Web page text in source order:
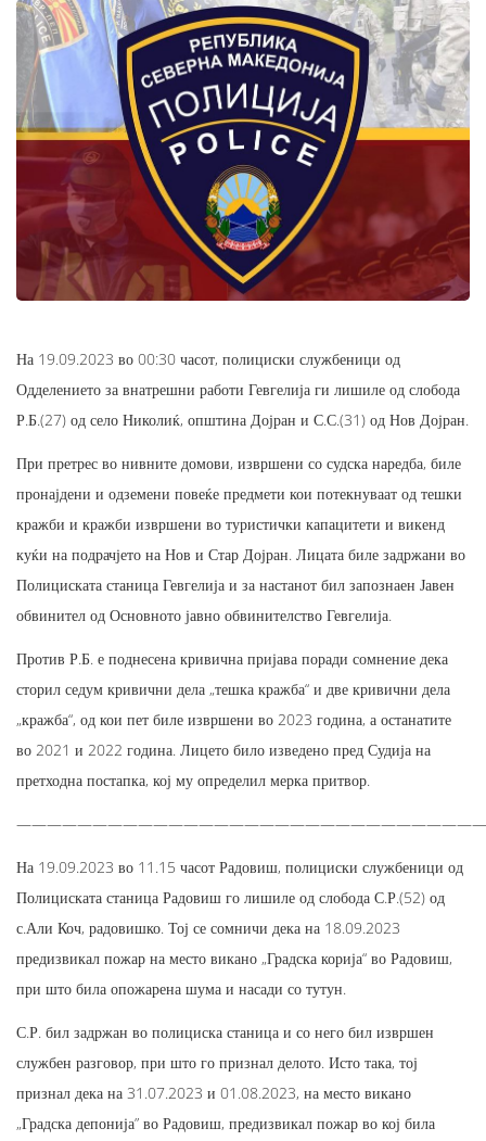
На 19.09.2023 во 00:30 часот, полициски службеници од
Одделението за внатрешни работи Гевгелија ги лишиле од слобода
Р.Б.(27) од село Николиќ, општина Дојран и С.С.(31) од Нов Дојран.
При претрес во нивните домови, извршени со судска наредба, биле
пронајдени и одземени повеќе предмети кои потекнуваат од тешки
кражби и кражби извршени во туристички капацитети и викенд
куќи на подрачјето на Нов и Стар Дојран. Лицата биле задржани во
Полициската станица Гевгелија и за настанот бил запознаен Јавен
обвинител од Основното јавно обвинителство Гевгелија.
Против Р.Б. е поднесена кривична пријава поради сомнение дека
сторил седум кривични дела „тешка кражба“ и две кривични дела
„кражба“, од кои пет биле извршени во 2023 година, а останатите
во 2021 и 2022 година. Лицето било изведено пред Судија на
претходна постапка, кој му определил мерка притвор.
На 19.09.2023 во 11.15 часот Радовиш, полициски службеници од
Полициската станица Радовиш го лишиле од слобода С.Р.(52) од
с.Али Коч, радовишко. Тој се сомничи дека на 18.09.2023
предизвикал пожар на место викано „Градска корија“ во Радовиш,
при што била опожарена шума и насади со тутун.
С.Р. бил задржан во полициска станица и со него бил извршен
службен разговор, при што го признал делото. Исто така, тој
признал дека на 31.07.2023 и 01.08.2023, на место викано
„Градска депонија” во Радовиш, предизвикал пожар во кој била